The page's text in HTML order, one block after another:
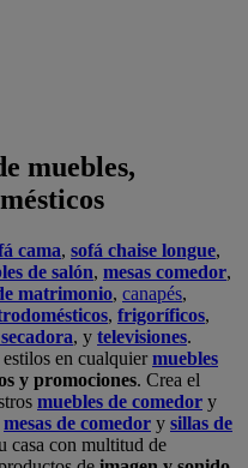
muebles,
cama, sofá chaise longue,
de salón, mesas comedor,
matrimonio, canapés,
, frigoríficos,
, y televisiones.
en cualquiermuebles
y promociones. Crea el
muebles de comedor y
mesas de comedor y sillas de
casa con multitud de